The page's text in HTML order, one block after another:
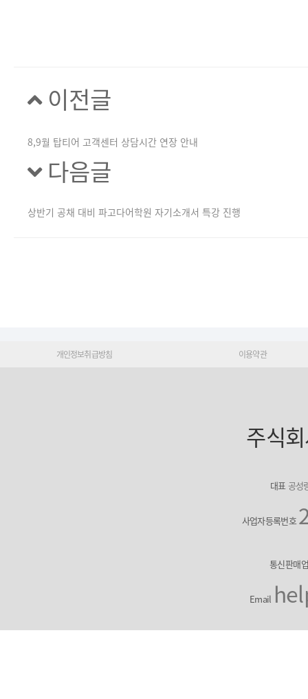
이전글
8,9월 탑티어 고객센터 상담시간 연장 안내
다음글
상반기 공채 대비 파고다어학원 자기소개서 특강 진행
개인정보취급방침 이용약관
주식
대표공성
사업자등록번호
통신판매업
Email